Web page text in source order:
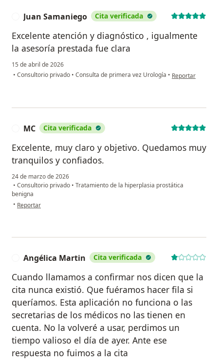
Juan Samaniego Cita verificada
Excelente atención y diagnóstico , igualmente
la asesoría prestada fue clara
15 de abril de 2026
• Consultorio privado • Consulta de primera vez Urología • en opinión del
Reportar
MC Cita verificada
Excelente, muy claro y objetivo. Quedamos muy
tranquilos y confiados.
24 de marzo de 2026
• Consultorio privado • Tratamiento de la hiperplasia prostática
benigna
• en opinión del usuario MC
Reportar
Angélica Martin Cita verificada
Cuando llamamos a confirmar nos dicen que la
cita nunca existió. Que fuéramos hacer fila si
queríamos. Esta aplicación no funciona o las
secretarias de los médicos no las tienen en
cuenta. No la volveré a usar, perdimos un
tiempo valioso el día de ayer. Ante ese
respuesta no fuimos a la cita